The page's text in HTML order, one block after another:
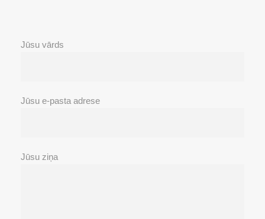
Jūsu vārds
Jūsu e-pasta adrese
Jūsu ziņa